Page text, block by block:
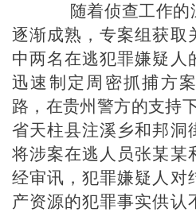
随着侦查工作的
逐渐成熟，专案组获取
中两名在逃犯罪嫌疑人
迅速制定周密抓捕方
路，在贵州警方的支持
省天柱县注溪乡和邦洞
将涉案在逃人员张某某
经审讯，犯罪嫌疑人对
产资源的犯罪事实供认